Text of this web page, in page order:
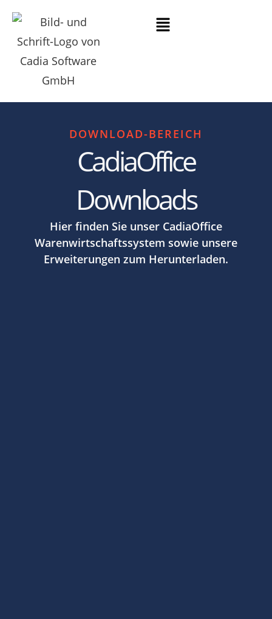
DOWNLOAD-BEREICH
CadiaOffice
Downloads
Hier finden Sie unser CadiaOffice
Warenwirtschaftssystem sowie unsere
Erweiterungen zum Herunterladen.